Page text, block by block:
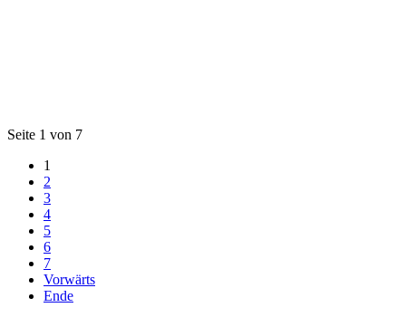
Seite 1 von 7
1
2
3
4
5
6
7
Vorwärts
Ende